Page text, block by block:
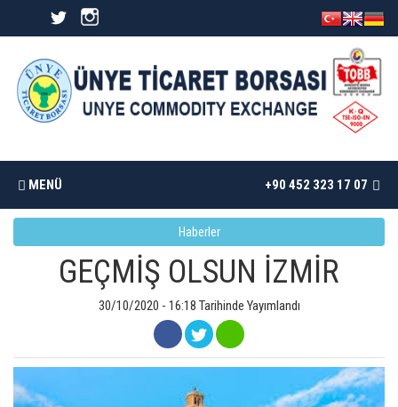
MENÜ +90 452 323 17 07
BORSAMIZ
DÖKÜMANLAR
Haberler
GEÇMİŞ OLSUN İZMİR
30/10/2020 - 16:18 Tarihinde Yayımlandı